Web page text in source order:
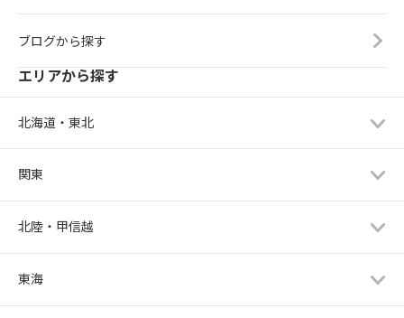
ブログから探す
エリアから探す
北海道・東北
関東
北陸・甲信越
東海